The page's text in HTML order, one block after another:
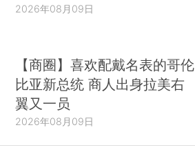
2026年08月09日
【商圈】喜欢配戴名表的哥伦
比亚新总统 商人出身拉美右
翼又一员
2026年08月09日